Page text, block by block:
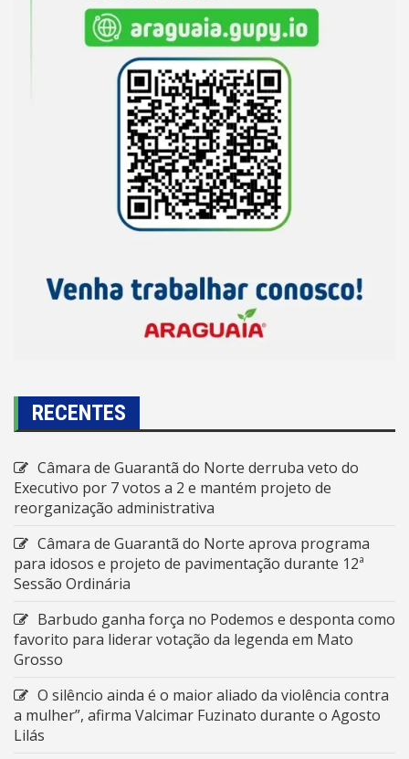
RECENTES
Câmara de Guarantã do Norte derruba veto do
Executivo por 7 votos a 2 e mantém projeto de
reorganização administrativa
Câmara de Guarantã do Norte aprova programa
para idosos e projeto de pavimentação durante 12ª
Sessão Ordinária
Barbudo ganha força no Podemos e desponta como
favorito para liderar votação da legenda em Mato
Grosso
O silêncio ainda é o maior aliado da violência contra
a mulher”, afirma Valcimar Fuzinato durante o Agosto
Lilás